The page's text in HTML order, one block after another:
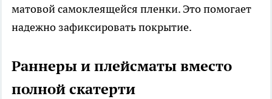
матовой самоклеящейся пленки. Это помогает
надежно зафиксировать покрытие.
Раннеры и плейсматы вместо
полной скатерти